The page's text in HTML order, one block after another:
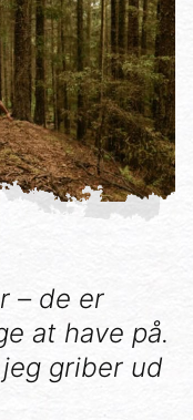
– de er
at have på.
griber ud